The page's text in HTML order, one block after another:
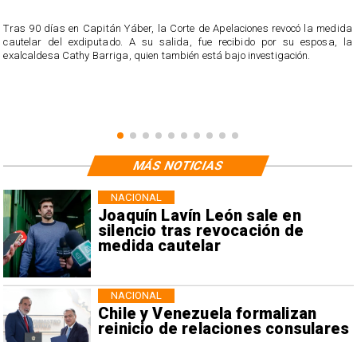
Tras 90 días en Capitán Yáber, la Corte de Apelaciones revocó la medida
cautelar del exdiputado. A su salida, fue recibido por su esposa, la
exalcaldesa Cathy Barriga, quien también está bajo investigación.
Joaquín Lavín León sale en
silencio tras revocación de
medida cautelar
NACIONAL
Chile y Venezuela formalizan
reinicio de relaciones consulares
NACIONAL
MÁS NOTICIAS